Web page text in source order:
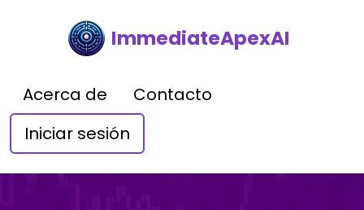
ImmediateApexAI
Acerca de
Contacto
Iniciar sesión